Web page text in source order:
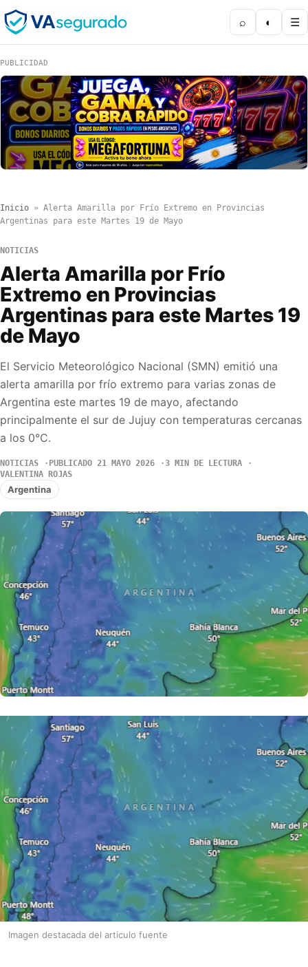
⌕ ◐ ☰
PUBLICIDAD
Inicio » Alerta Amarilla por Frío Extremo en Provincias
Argentinas para este Martes 19 de Mayo
NOTICIAS
Alerta Amarilla por Frío
Extremo en Provincias
Argentinas para este Martes 19
de Mayo
El Servicio Meteorológico Nacional (SMN) emitió una
alerta amarilla por frío extremo para varias zonas de
Argentina este martes 19 de mayo, afectando
principalmente el sur de Jujuy con temperaturas cercanas
a los 0°C.
NOTICIAS PUBLICADO 21 MAYO 2026
3 MIN DE LECTURA
VALENTINA ROJAS
Argentina
Imagen destacada del articulo fuente